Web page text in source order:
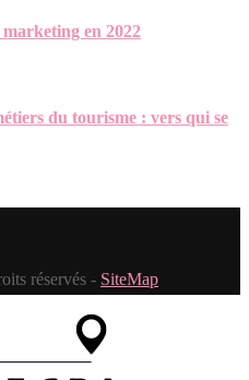
en 2022
du tourisme : vers qui se
réservés - SiteMap